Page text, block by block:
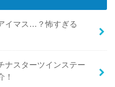
イマス…？怖すぎる
ナスターツインステー
！